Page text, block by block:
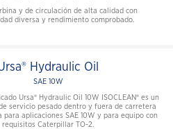
y de circulación de alta calidad con
diversa y rendimiento comprobado.
Hydraulic Oil
SAE 10W
Ursa® Hydraulic Oil 10W ISOCLEAN® es un
servicio pesado dentro y fuera de carretera
para aplicaciones SAE 10W y para equipo con
requisitos Caterpillar TO-2.